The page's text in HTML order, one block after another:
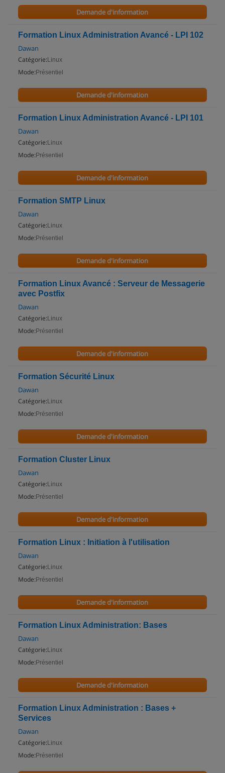
Demande d'information
Formation Linux Administration Avancé - LPI 102
Dawan
Catégorie: Linux
Mode: Présentiel
Demande d'information
Formation Linux Administration Avancé - LPI 101
Dawan
Catégorie: Linux
Mode: Présentiel
Demande d'information
Formation SMTP Linux
Dawan
Catégorie: Linux
Mode: Présentiel
Demande d'information
Formation Linux Avancé : Serveur de Messagerie
avec Postfix
Dawan
Catégorie: Linux
Mode: Présentiel
Demande d'information
Formation Sécurité Linux
Dawan
Catégorie: Linux
Mode: Présentiel
Demande d'information
Formation Cluster Linux
Dawan
Catégorie: Linux
Mode: Présentiel
Demande d'information
Formation Linux : Initiation à l'utilisation
Dawan
Catégorie: Linux
Mode: Présentiel
Demande d'information
Formation Linux Administration: Bases
Dawan
Catégorie: Linux
Mode: Présentiel
Demande d'information
Formation Linux Administration : Bases +
Services
Dawan
Catégorie: Linux
Mode: Présentiel